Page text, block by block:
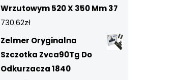
Wrzutowym 520 X 350 Mm 37
730.62zł
Zelmer Oryginalna
Szczotka Zvca90Tg Do
Odkurzacza 1840